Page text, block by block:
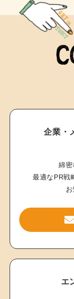
企業・
綿密
最適なPR戦
エ